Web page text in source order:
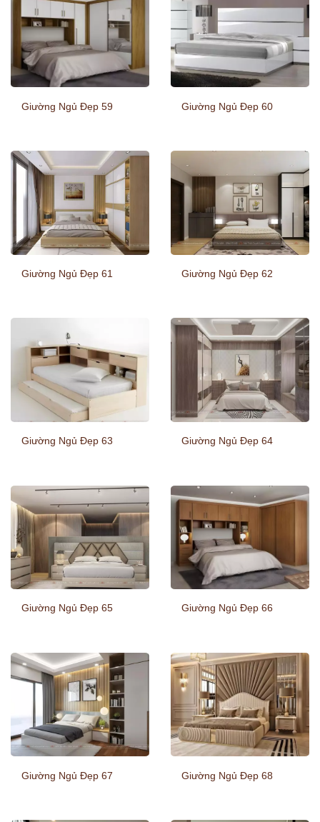
Giường Ngủ Đẹp 59 Giường Ngủ Đẹp 60
Giường Ngủ Đẹp 61 Giường Ngủ Đẹp 62
Giường Ngủ Đẹp 63 Giường Ngủ Đẹp 64
Giường Ngủ Đẹp 65 Giường Ngủ Đẹp 66
Giường Ngủ Đẹp 67 Giường Ngủ Đẹp 68